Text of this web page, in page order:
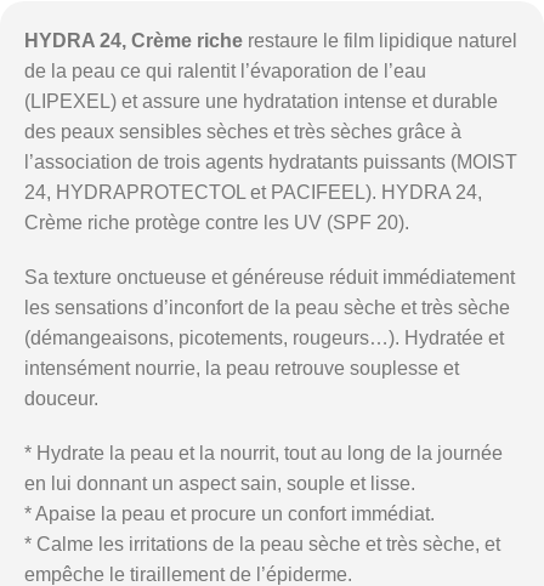
HYDRA 24, Crème riche restaure le film lipidique naturel
de la peau ce qui ralentit l’évaporation de l’eau
(LIPEXEL) et assure une hydratation intense et durable
des peaux sensibles sèches et très sèches grâce à
l’association de trois agents hydratants puissants (MOIST
24, HYDRAPROTECTOL et PACIFEEL). HYDRA 24,
Crème riche protège contre les UV (SPF 20).
Sa texture onctueuse et généreuse réduit immédiatement
les sensations d’inconfort de la peau sèche et très sèche
(démangeaisons, picotements, rougeurs…). Hydratée et
intensément nourrie, la peau retrouve souplesse et
douceur.
* Hydrate la peau et la nourrit, tout au long de la journée
en lui donnant un aspect sain, souple et lisse.
* Apaise la peau et procure un confort immédiat.
* Calme les irritations de la peau sèche et très sèche, et
empêche le tiraillement de l’épiderme.